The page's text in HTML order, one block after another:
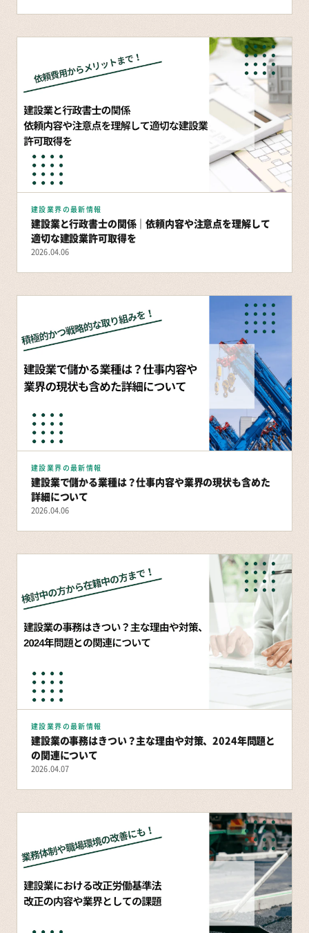
建設業界の最新情報
建設業と行政書士の関係｜依頼内容や注意点を理解して
適切な建設業許可取得を
2026.04.06
建設業界の最新情報
建設業で儲かる業種は？仕事内容や業界の現状も含めた
詳細について
2026.04.06
建設業界の最新情報
建設業の事務はきつい？主な理由や対策、2024年問題と
の関連について
2026.04.07